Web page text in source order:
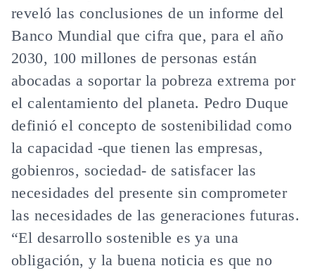
reveló las conclusiones de un informe del
Banco Mundial que cifra que, para el año
2030, 100 millones de personas están
abocadas a soportar la pobreza extrema por
el calentamiento del planeta. Pedro Duque
definió el concepto de sostenibilidad como
la capacidad -que tienen las empresas,
gobienros, sociedad- de satisfacer las
necesidades del presente sin comprometer
las necesidades de las generaciones futuras.
“El desarrollo sostenible es ya una
obligación, y la buena noticia es que no